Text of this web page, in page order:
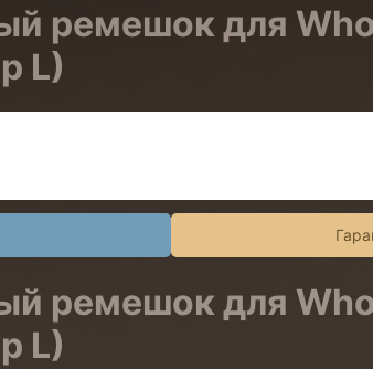
ремешок для
L)
ремешок для
L)